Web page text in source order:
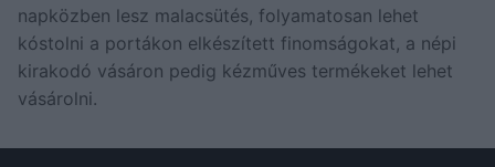
napközben lesz malacsütés, folyamatosan lehet
kóstolni a portákon elkészített finomságokat, a népi
kirakodó vásáron pedig kézműves termékeket lehet
vásárolni.